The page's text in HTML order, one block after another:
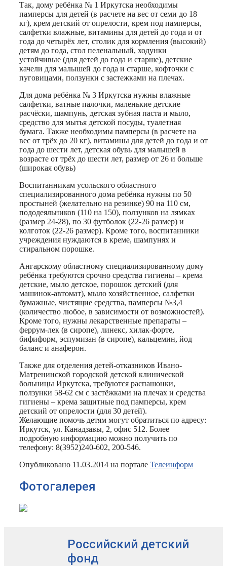
Так, дому ребёнка № 1 Иркутска необходимы
памперсы для детей (в расчете на вес от семи до 18
кг), крем детский от опрелости, крем под памперсы,
салфетки влажные, витамины для детей до года и от
года до четырёх лет, столик для кормления (высокий)
детям до года, стол пеленальный, ходунки
устойчивые (для детей до года и старше), детские
качели для малышей до года и старше, кофточки с
пуговицами, ползунки с застежками на плечах.
Для дома ребёнка № 3 Иркутска нужны влажные
салфетки, ватные палочки, маленькие детские
расчёски, шампунь, детская зубная паста и мыло,
средство для мытья детской посуды, туалетная
бумага. Также необходимы памперсы (в расчете на
вес от трёх до 20 кг), витамины для детей до года и от
года до шести лет, детская обувь для малышей в
возрасте от трёх до шести лет, размер от 26 и больше
(широкая обувь)
Воспитанникам усольского областного
специализированного дома ребёнка нужны по 50
простыней (желательно на резинке) 90 на 110 см,
пододеяльников (110 на 150), ползунков на лямках
(размер 24-28), по 30 футболок (22-26 размер) и
колготок (22-26 размер). Кроме того, воспитанники
учреждения нуждаются в креме, шампунях и
стиральном порошке.
Ангарскому областному специализированному дому
ребёнка требуются срочно средства гигиены – крема
детские, мыло детское, порошок детский (для
машинок-автомат), мыло хозяйственное, салфетки
бумажные, чистящие средства, памперсы №3,4
(количество любое, в зависимости от возможностей).
Кроме того, нужны лекарственные препараты –
феррум-лек (в сиропе), линекс, хилак-форте,
бифиформ, эспумизан (в сиропе), кальцемин, йод
баланс и анаферон.
Также для отделения детей-отказников Ивано-
Матренинской городской детской клинической
больницы Иркутска, требуются распашонки,
ползунки 58-62 см с застёжками на плечах и средства
гигиены – крема защитные под памперсы, крем
детский от опрелости (для 30 детей).
Желающие помочь детям могут обратиться по адресу:
Иркутск, ул. Канадзавы, 2, офис 512. Более
подробную информацию можно получить по
телефону: 8(3952)240-602, 200-546.
Опубликовано 11.03.2014 на портале Телеинформ
Фотогалерея
Российский детский
фонд